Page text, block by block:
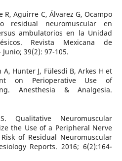
R, Aguirre C, Álvarez G, Ocampo
residual neuromuscular en
ambulatorios en la Unidad
Revista Mexicana de
39(2): 97-105.
Hunter J, Fülesdi B, Arkes H et
on Perioperative Use of
Anesthesia & Analgesia.
Qualitative Neuromuscular
the Use of a Peripheral Nerve
of Residual Neuromuscular
Reports. 2016; 6(2):164-